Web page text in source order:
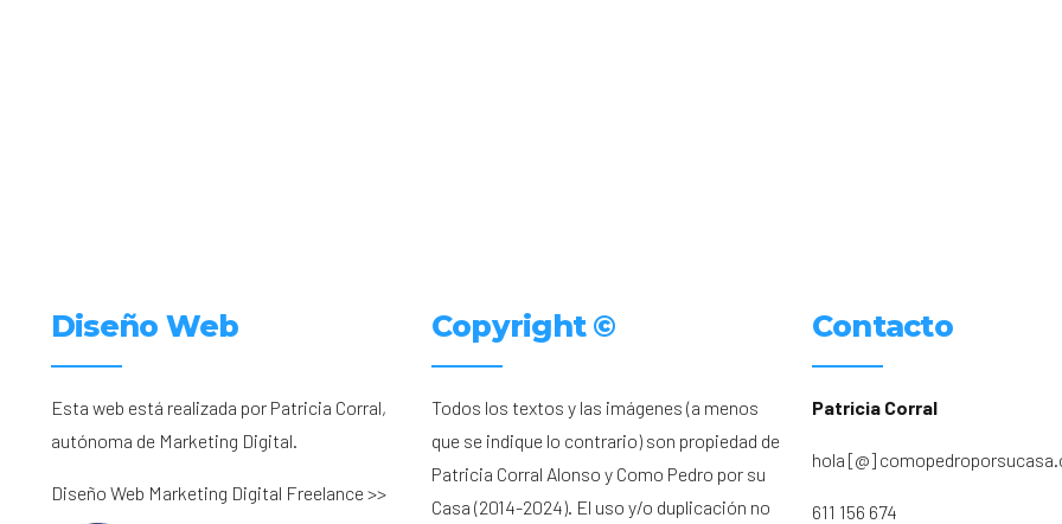
Diseño Web
Esta web está realizada por Patricia Corral,
autónoma de Marketing Digital.
Diseño Web Marketing Digital Freelance >>
Copyright ©
Todos los textos y las imágenes (a menos
que se indique lo contrario) son propiedad de
Patricia Corral Alonso y Como Pedro por su
Casa (2014-2024). El uso y/o duplicación no
Contacto
Patricia Corral
hola [@]
611 156 674